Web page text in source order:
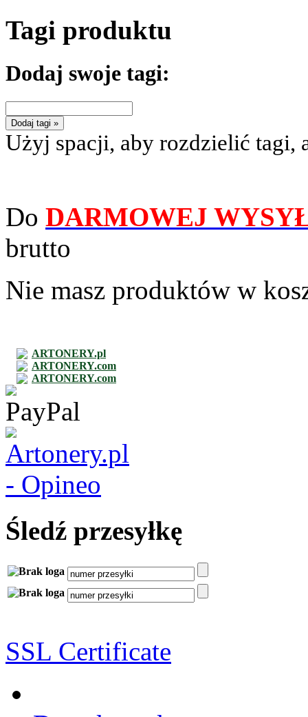
Tagi produktu
Dodaj swoje tagi:
Dodaj tagi »
Użyj spacji, aby rozdzielić tagi,
Do DARMOWEJ
brutto
Nie masz produktów w
ARTONERY.pl
ARTONERY.com
ARTONERY.com
Śledź przesyłkę
SSL Certificate